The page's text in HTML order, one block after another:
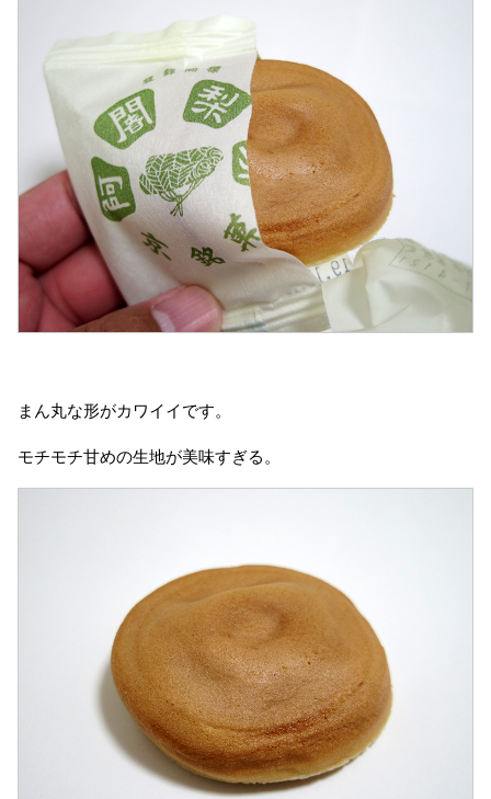
まん丸な形がカワイイです。
モチモチ甘めの生地が美味すぎる。